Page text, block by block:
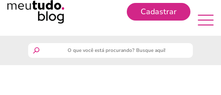
Cadastrar